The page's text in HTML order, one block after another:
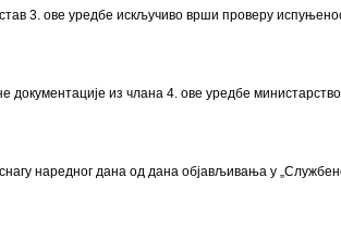
3. ове уредбе искључиво врши проверу
документације из члана 4. ове уредбе
наредног дана од дана објављивања у